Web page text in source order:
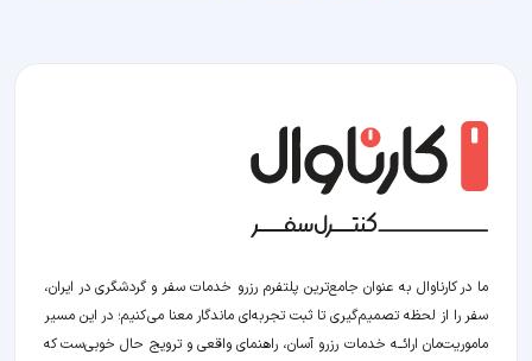
ما در کارناوال به عنوان جامع‌ترین پلتفرم رزرو خدمات سفر و گردشگری در ایران،
سفر را از لحظه‌ تصمیم‌گیری تا ثبت تجربه‌ای ماندگار معنا می‌کنیم؛ در این مسیر‍
ماموریت‌مان اراﺋــﻪ خدمات رزرو آسان، راهنمای واقعی و ترویج حال خوبی‌ست که